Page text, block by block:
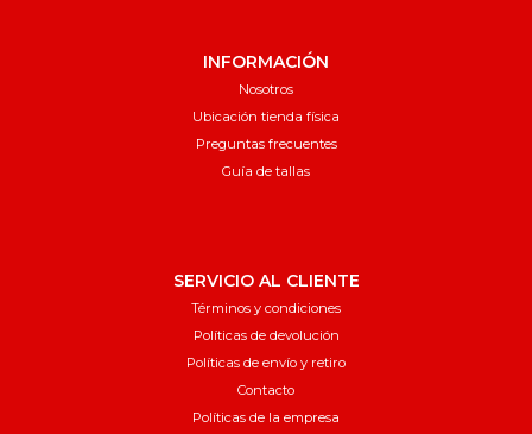
INFORMACIÓN
Nosotros
Ubicación tienda física
Preguntas frecuentes
Guía de tallas
SERVICIO AL CLIENTE
Términos y condiciones
Políticas de devolución
Políticas de envío y retiro
Contacto
Políticas de la empresa